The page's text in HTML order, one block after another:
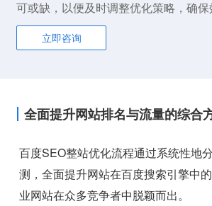
可或缺，以便及时调整优化策略，确保
立即咨询
全面提升网站排名与流量的综合
百度SEO整站优化流程通过系统性地
测，全面提升网站在百度搜索引擎中
业网站在众多竞争者中脱颖而出。